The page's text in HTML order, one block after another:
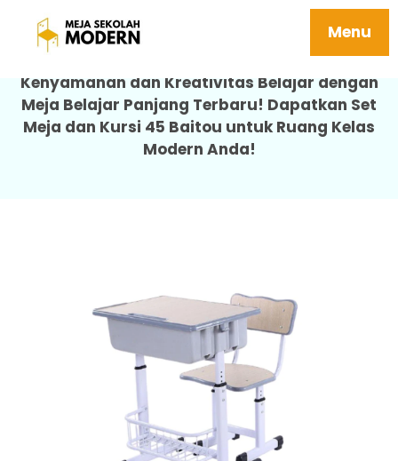
Menu
Meja Belajar Panjang Desain Terbaru
Kenyamanan dan Kreativitas Belajar dengan
Meja Belajar Panjang Terbaru! Dapatkan Set
Meja dan Kursi 45 Baitou untuk Ruang Kelas
Modern Anda!